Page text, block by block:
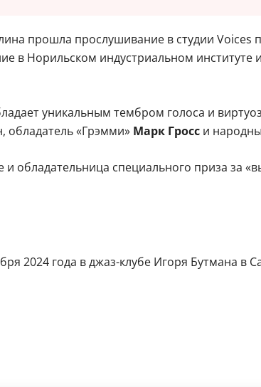
прошла прослушивание в студии Voices
в Норильском индустриальном институте
уникальным тембром голоса и
обладатель «Грэмми» Марк Гросси
обладательница специального приза за
2024 года в джаз-клубе Игоря Бутмана в